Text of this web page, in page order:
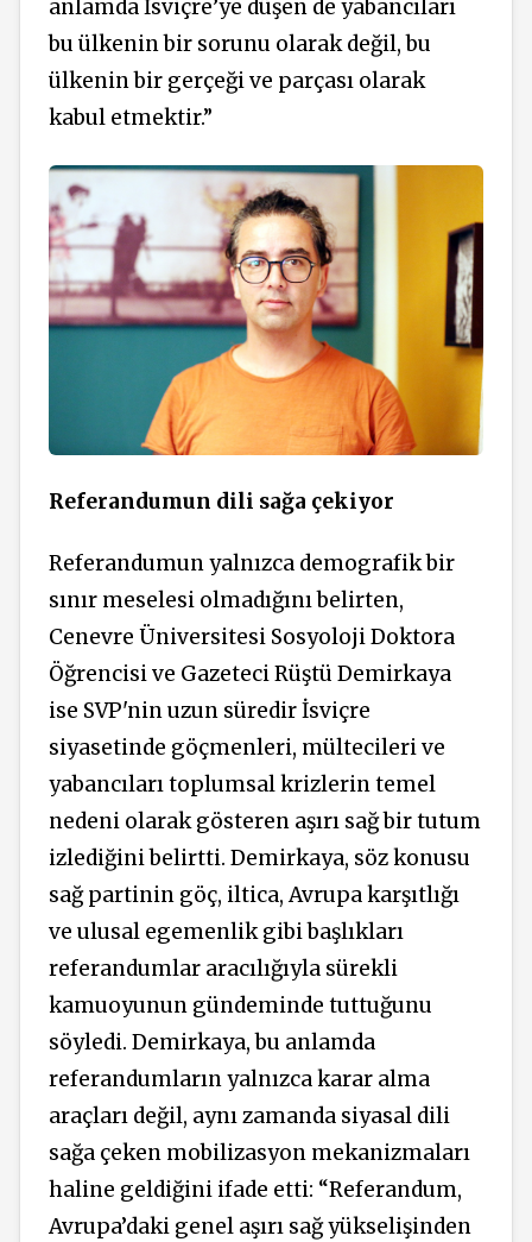
anlamda İsviçre’ye düşen de yabancıları
bu ülkenin bir sorunu olarak değil, bu
ülkenin bir gerçeği ve parçası olarak
kabul etmektir.”
Referandumun dili sağa çekiyor
Referandumun yalnızca demografik bir
sınır meselesi olmadığını belirten,
Cenevre Üniversitesi Sosyoloji Doktora
Öğrencisi ve Gazeteci Rüştü Demirkaya
ise SVP'nin uzun süredir İsviçre
siyasetinde göçmenleri, mültecileri ve
yabancıları toplumsal krizlerin temel
nedeni olarak gösteren aşırı sağ bir tutum
izlediğini belirtti. Demirkaya, söz konusu
sağpartinin göç, iltica, Avrupa karşıtlığı
ve ulusal egemenlik gibi başlıkları
referandumlar aracılığıyla sürekli
kamuoyunun gündeminde tuttuğunu
söyledi. Demirkaya, bu anlamda
referandumların yalnızca karar alma
araçları değil, aynı zamanda siyasal dili
sağa çeken mobilizasyon mekanizmaları
haline geldiğini ifade etti: “Referandum,
Avrupa’daki genel aşırı sağ yükselişinden